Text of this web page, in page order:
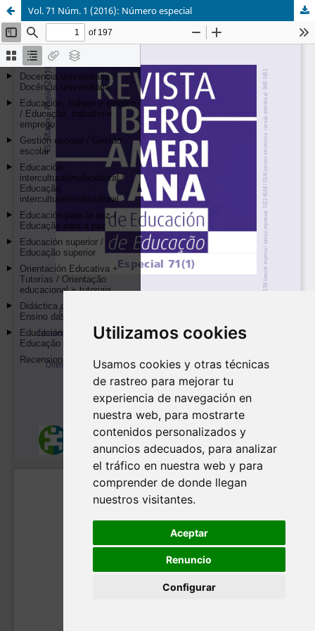
Utilizamos cookies
Usamos cookies y otras técnicas
de rastreo para mejorar tu
experiencia de navegación en
nuestra web, para mostrarte
contenidos personalizados y
anuncios adecuados, para analizar
el tráfico en nuestra web y para
comprender de donde llegan
nuestros visitantes.
Aceptar
Renuncio
Configurar
Vol. 71 Núm. 1 (2016): Número especial